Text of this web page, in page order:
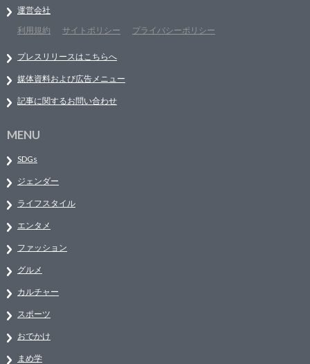
運営会社
利用規約
サイトポリシー プライバシーポリシー
プレスリリースはこちらへ
媒体資料および広告メニュー
記事に関するお問い合わせ
MENU
SDGs
ジェンダー
ライフスタイル
エンタメ
ファッション
グルメ
カルチャー
スポーツ
おでかけ
まめ学